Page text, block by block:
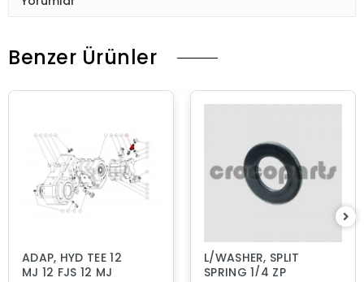
Benzer Ürünler
ADAP, HYD TEE 12
MJ 12 FJS 12 MJ
L/WASHER, SPLIT
SPRING 1/4 ZP